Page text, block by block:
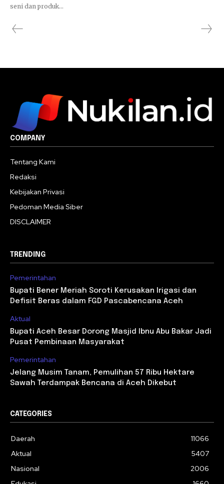
seni dan produk...
COMPANY
Tentang Kami
Redaksi
Kebijakan Privasi
Pedoman Media Siber
DISCLAIMER
TRENDING
Pemerintahan
Bupati Bener Meriah Soroti Kerusakan Irigasi dan
Defisit Beras dalam FGD Pascabencana Aceh
Aktual
Bupati Aceh Besar Dorong Masjid Ibnu Abu Bakar Jadi
Pusat Pembinaan Masyarakat
Pemerintahan
Jelang Musim Tanam, Pemulihan 57 Ribu Hektare
Sawah Terdampak Bencana di Aceh Dikebut
CATEGORIES
Daerah
11066
Aktual
5407
Nasional
2006